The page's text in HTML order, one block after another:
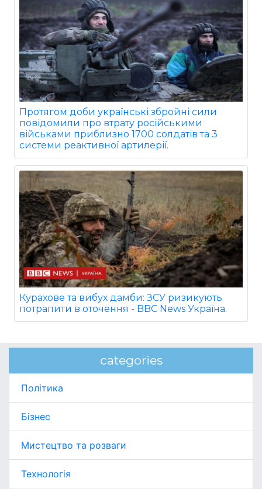
Протягом доби українські збройні сили
повідомили про втрату російськими
військами приблизно 1700 солдатів та 3
системи реактивної артилерії.
Курахове та вибух дамби: ЗСУ ризикують
потрапити в оточення - BBC News Україна.
categories
Політика
Бізнес
Мистецтво та розваги
Технологія